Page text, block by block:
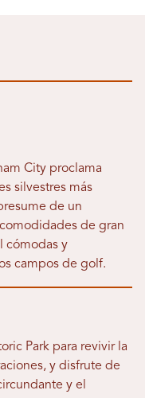
City proclama
silvestres más
de un
de gran
cómodas y
campos de golf.
Park para revivir la
y disfrute de
y el